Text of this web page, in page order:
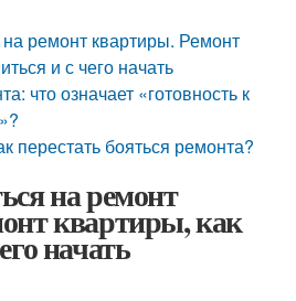
ремонт квартиры. Ремонт
и с чего начать
что означает «готовность к
перестать бояться ремонта?
на ремонт
квартиры, как
начать